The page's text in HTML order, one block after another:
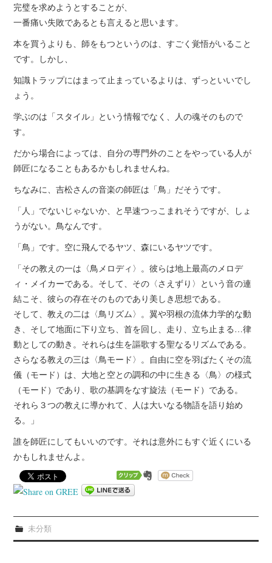
完璧を求めようとすることが、
一番痛い失敗であるとも言えると思います。
本を買うよりも、師をもつというのは、すごく覚悟がいること
です。しかし、
知識トラップにはまって止まっているよりは、ずっといいでし
ょう。
学ぶのは「スタイル」という情報でなく、人の魂そのもので
す。
だから場合によっては、自分の専門外のことをやっている人が
師匠になることもあるかもしれませんね。
ちなみに、吉松さんの音楽の師匠は「鳥」だそうです。
「人」でないじゃないか、と早速つっこまれそうですが、しょ
うがない。鳥なんです。
「鳥」です。空に飛んでるヤツ、森にいるヤツです。
「その教えの一は〈鳥メロディ〉。彼らは地上最高のメロデ
ィ・メイカーである。そして、その〈さえずり〉という音の連
結こそ、彼らの存在そのものであり美しき思想である。
そして、教えの二は〈鳥リズム〉。翼や羽根の流体力学的な動
き、そして地面に下り立ち、首を回し、走り、立ち止まる…律
動としての動き。それらは生を謳歌する聖なるリズムである。
さらなる教えの三は〈鳥モード〉。自由に空を羽ばたくその流
儀（モード）は、大地と空との調和の中に生きる〈鳥〉の様式
（モード）であり、歌の基調をなす旋法（モード）である。
それら３つの教えに導かれて、人は大いなる物語を語り始め
る。」
誰を師匠にしてもいいのです。それは意外にもすぐ近くにいる
かもしれませんよ。
未分類